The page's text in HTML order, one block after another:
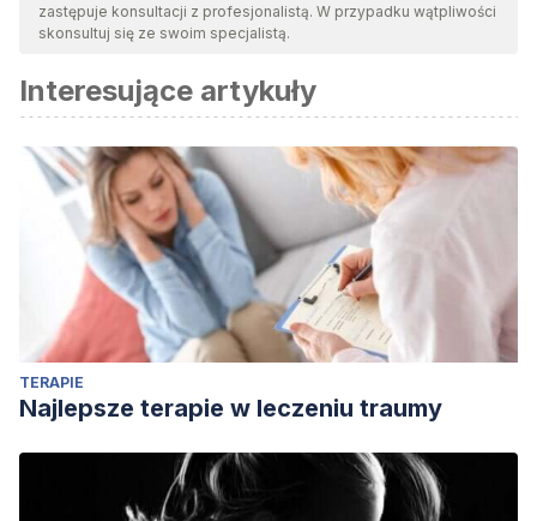
zastępuje konsultacji z profesjonalistą. W przypadku wątpliwości
skonsultuj się ze swoim specjalistą.
Interesujące artykuły
TERAPIE
Najlepsze terapie w leczeniu traumy